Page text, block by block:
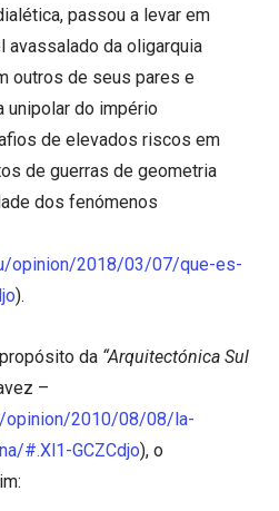
passou a levar em
avassalado da oligarquia
outros de seus pares e
unipolar do império
de elevados riscos em
de guerras de geometria
dos fenómenos
opinion/2018/03/07/que-es-
).
da “Arquitectónica Sul
–
opinion/2010/08/08/la-
#.Xl1-GCZCdjo), o